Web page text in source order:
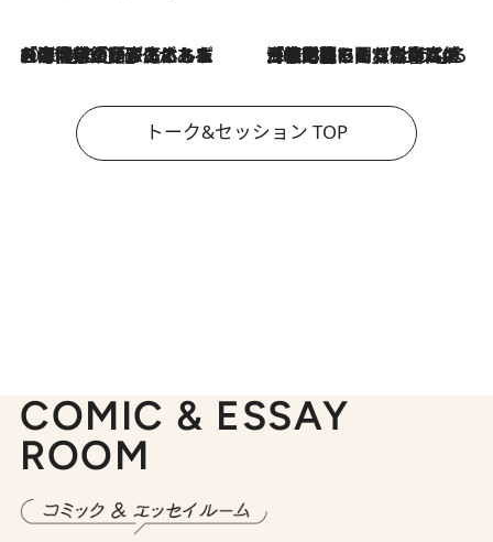
2026.8.3
「今後値上げがあるとすれば…」「リスクがあるのは今年の冬」エネルギー専門家が語る、ホルムズ海峡封鎖が家庭にもたらす“ある心配” 2026.8.3
「住宅建てられない…」「サーチャージ料の高値が続いている」ホルムズ海峡封鎖による影響はいつまで続く？《エネルギー専門家に聞く“どうなる日本の暮らし”》
トーク&セッション TOP
COMIC & ESSAY
ROOM